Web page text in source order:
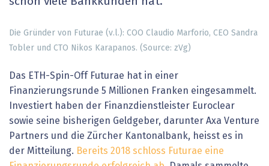
Die Gründer von Futurae (v.l.): COO Claudio Marforio, CEO Sandra
Tobler und CTO Nikos Karapanos. (Source: zVg)
Das ETH-Spin-Off Futurae hat in einer
Finanzierungsrunde 5 Millionen Franken eingesammelt.
Investiert haben der Finanzdienstleister Euroclear
sowie seine bisherigen Geldgeber, darunter Axa Venture
Partners und die Zürcher Kantonalbank, heisst es in
der Mitteilung. Bereits 2018 schloss Futurae eine